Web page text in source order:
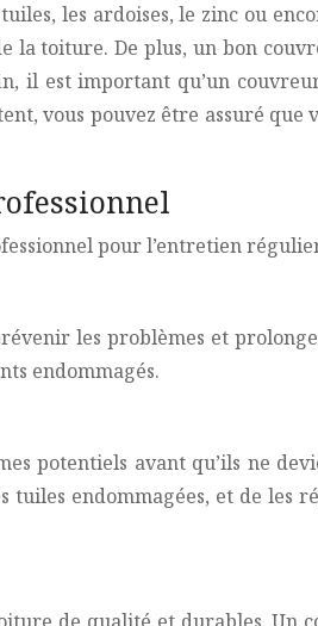
les ardoises, le zinc ou
toiture. De plus, un bon
est important qu’un
vous pouvez être assuré
pour l’entretien
les problèmes et
endommagés.
potentiels avant qu’ils ne
tuiles endommagées, et de